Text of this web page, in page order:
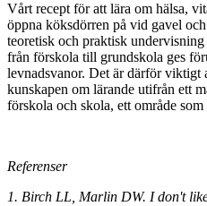
Vårt recept för att lära om hälsa,
öppna köksdörren på vid gavel
teoretisk och praktisk
från förskola till grundskola ges
levnadsvanor. Det är därför viktigt
kunskapen om lärande utifrån ett
förskola och skola, ett område
Referenser
1. Birch LL, Marlin DW. I don't